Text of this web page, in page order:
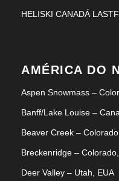
HELISKI CANADÁ
AMÉRICA DO
Aspen Snowmass –
Banff/Lake Louise –
Beaver Creek –
Breckenridge –
Deer Valley – Utah, EUA